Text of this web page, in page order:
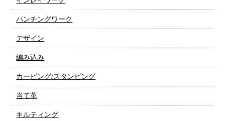
パンチングワーク
デザイン
編み込み
カービング/スタンピング
当て革
キルティング